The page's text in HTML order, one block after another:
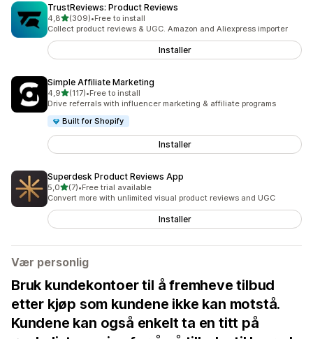
TrustReviews: Product Reviews
4,8av 5 stjerner
(309)
Totalt 309 omtaler
•Free to install
Collect product reviews & UGC. Amazon and Aliexpress importer
Installer
Simple Affiliate Marketing
4,9av 5 stjerner
(117)
Totalt 117 omtaler
•Free to install
Drive referrals with influencer marketing & affiliate programs
Built for Shopify
Installer
Superdesk Product Reviews App
5,0av 5 stjerner
(7)
Totalt 7 omtaler
•Free trial available
Convert more with unlimited visual product reviews and UGC
Installer
Vær personlig
Bruk kundekontoer til å fremheve tilbud
etter kjøp som kundene ikke kan motstå.
Kundene kan også enkelt ta en titt på